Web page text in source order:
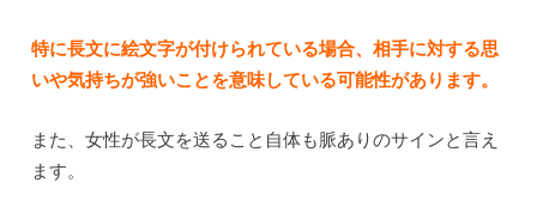
特に長文に絵文字が付けられている場合、相手に対する思
いや気持ちが強いことを意味している可能性があります。
また、女性が長文を送ること自体も脈ありのサインと言え
ます。